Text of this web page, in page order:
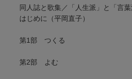
同人誌と歌集／「人生派」と「言
はじめに（平岡直子）
第1部 つくる
第2部 よむ